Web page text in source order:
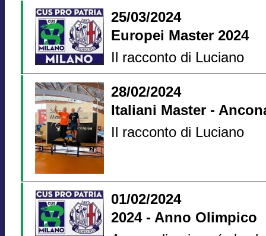
25/03/2024
Europei Master 2024
Il racconto di Luciano
28/02/2024
Italiani Master -
Il racconto di Luciano
01/02/2024
2024 - Anno Olimpico